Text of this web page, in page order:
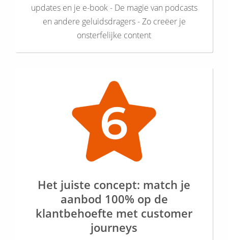
updates en je e-book - De magie van podcasts
en andere geluidsdragers - Zo creëer je
onsterfelijke content
Het juiste concept: match je
aanbod 100% op de
klantbehoefte met customer
journeys